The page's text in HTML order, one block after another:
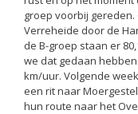
groep voorbij
Verreheide door de
de B-groep staan er
we dat gedaan
km/uur. Volgende
een rit naar
hun route naar het